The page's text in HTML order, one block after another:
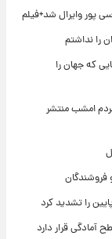
پور وایرال شد+فیلم
را نداشتم
نوجوان ۱۵ ساله؟ ادعایی که جهان را
امشب منتشر
فروشندگان
را تشدید کرد
آمادگی قرار دارد